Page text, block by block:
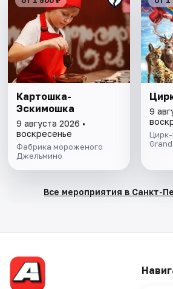
Картошка-
Эскимошка
9 августа 2026 •
воскресенье
Фабрика мороженого
Джельмино
9
Все мероприятия в Санкт-